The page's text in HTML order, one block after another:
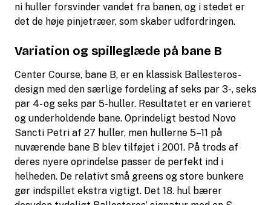
ni huller forsvinder vandet fra banen, og i stedet er
det de høje pinjetræer, som skaber udfordringen.
Variation og spilleglæde på bane B
Center Course, bane B, er en klassisk Ballesteros-
design med den særlige fordeling af seks par 3-, seks
par 4- og seks par 5-huller. Resultatet er en varieret
og underholdende bane. Oprindeligt bestod Novo
Sancti Petri af 27 huller, men hullerne 5–11 på
nuværende bane B blev tilføjet i 2001. På trods af
deres nyere oprindelse passer de perfekt ind i
helheden. De relativt små greens og store bunkere
gør indspillet ekstra vigtigt. Det 18. hul bærer